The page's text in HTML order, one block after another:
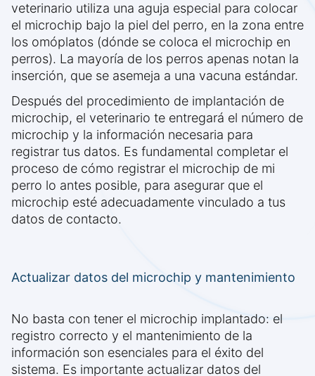
veterinario utiliza una aguja especial para colocar
el microchip bajo la piel del perro, en la zona entre
los omóplatos (dónde se coloca el microchip en
perros). La mayoría de los perros apenas notan la
inserción, que se asemeja a una vacuna estándar.
Después del procedimiento de implantación de
microchip, el veterinario te entregará el número de
microchip y la información necesaria para
registrar tus datos. Es fundamental completar el
proceso de cómo registrar el microchip de mi
perro lo antes posible, para asegurar que el
microchip esté adecuadamente vinculado a tus
datos de contacto.
Actualizar datos del microchip y mantenimiento
No basta con tener el microchip implantado: el
registro correcto y el mantenimiento de la
información son esenciales para el éxito del
sistema. Es importante actualizar datos del